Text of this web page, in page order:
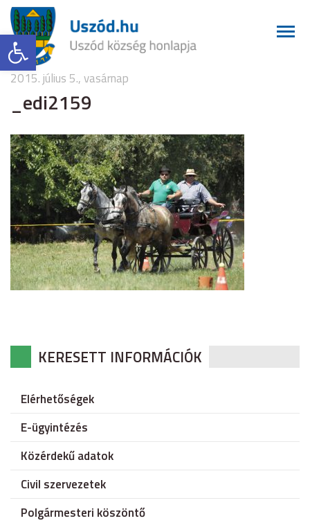
Eszköztár megnyitása
2015. július 5., vasárnap
_edi2159
KERESETT INFORMÁCIÓK
Elérhetőségek
E-ügyintézés
Közérdekű adatok
Civil szervezetek
Polgármesteri köszöntő